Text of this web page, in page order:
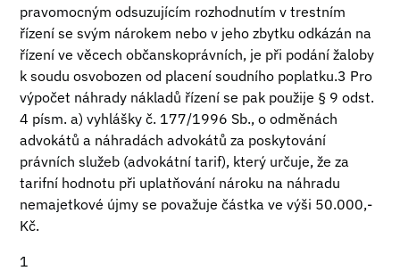
pravomocným odsuzujícím rozhodnutím v trestním
řízení se svým nárokem nebo v jeho zbytku odkázán na
řízení ve věcech občanskoprávních, je při podání žaloby
k soudu osvobozen od placení soudního poplatku.3 Pro
výpočet náhrady nákladů řízení se pak použije § 9 odst.
4 písm. a) vyhlášky č. 177/1996 Sb., o odměnách
advokátů a náhradách advokátů za poskytování
právních služeb (advokátní tarif), který určuje, že za
tarifní hodnotu při uplatňování nároku na náhradu
nemajetkové újmy se považuje částka ve výši 50.000,-
Kč.
1